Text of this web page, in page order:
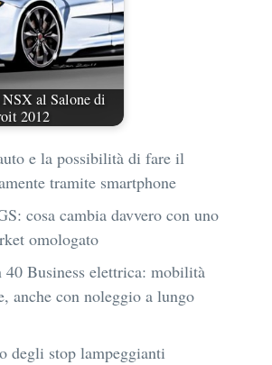
al Salone di
2012
e la possibilità di fare il
tramite smartphone
cosa cambia davvero con uno
omologato
Business elettrica: mobilità
anche con noleggio a lungo
degli stop lampeggianti